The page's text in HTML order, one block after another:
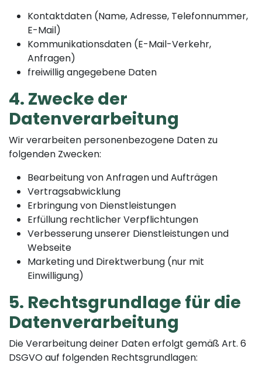
Kontaktdaten (Name, Adresse, Telefonnummer,
E-Mail)
Kommunikationsdaten (E-Mail-Verkehr,
Anfragen)
freiwillig angegebene Daten
4. Zwecke der
Datenverarbeitung
Wir verarbeiten personenbezogene Daten zu
folgenden Zwecken:
Bearbeitung von Anfragen und Aufträgen
Vertragsabwicklung
Erbringung von Dienstleistungen
Erfüllung rechtlicher Verpflichtungen
Verbesserung unserer Dienstleistungen und
Webseite
Marketing und Direktwerbung (nur mit
Einwilligung)
5. Rechtsgrundlage für die
Datenverarbeitung
Die Verarbeitung deiner Daten erfolgt gemäß Art. 6
DSGVO auf folgenden Rechtsgrundlagen: